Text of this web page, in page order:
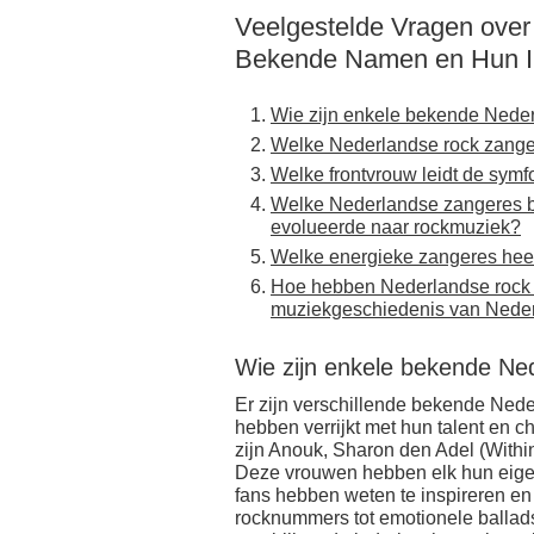
Veelgestelde Vragen
Bekende Namen en Hun
Wie zijn enkele bekende
Welke Nederlandse rock
Welke frontvrouw leidt de
Welke Nederlandse zangeres
evolueerde naar rockmuziek?
Welke energieke zangeres
Hoe hebben Nederlandse
muziekgeschiedenis van
Wie zijn enkele bekende
Er zijn verschillende bekende
hebben verrijkt met hun talent en
zijn Anouk, Sharon den Adel
Deze vrouwen hebben elk hun
fans hebben weten te inspireren
rocknummers tot emotionele